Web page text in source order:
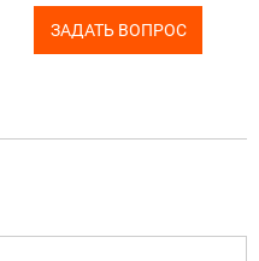
ЗАДАТЬ ВОПРОС